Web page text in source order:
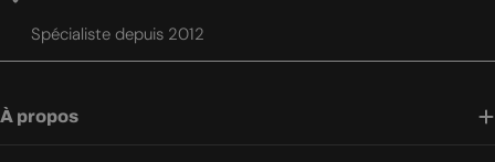
Spécialiste depuis 2012
À propos